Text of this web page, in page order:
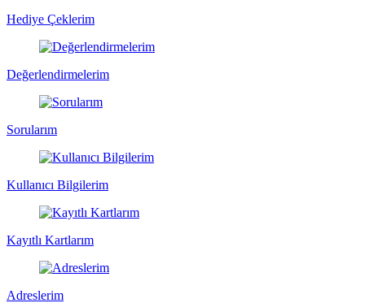
Hediye Çeklerim
Değerlendirmelerim
Sorularım
Kullanıcı Bilgilerim
Kayıtlı Kartlarım
Adreslerim